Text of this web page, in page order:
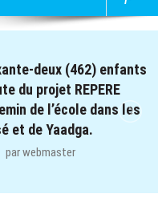
deux (462) enfants
du projet REPERE
de l’école dans les
et de Yaadga.
parwebmaster